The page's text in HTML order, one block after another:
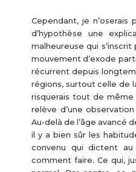
Cependant, je
d’hypothèse une
malheureuse qui
mouvement d’exode
récurrent depuis
régions, surtout celle de
risquerais tout de
relève d’une
Au-delà de l’âge avancé
il y a bien sûr les
convenu qui dictent
comment faire. Ce qui,